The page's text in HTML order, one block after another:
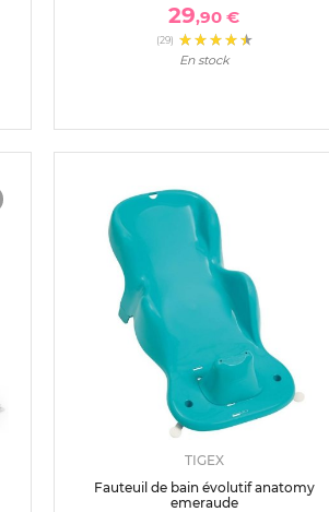
29,90 €
(29)
En stock
TIGEX
Fauteuil de bain évolutif anatomy
emeraude